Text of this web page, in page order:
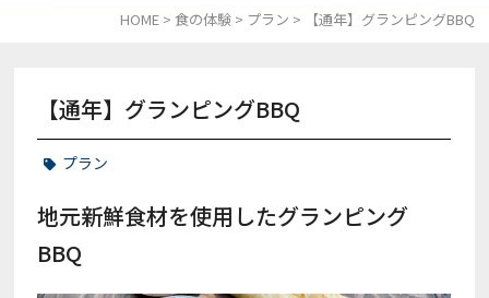
HOME> 食の体験> プラン > 【通年】グランピングBBQ
【通年】グランピングBBQ
プラン
地元新鮮食材を使用したグランピング
BBQ